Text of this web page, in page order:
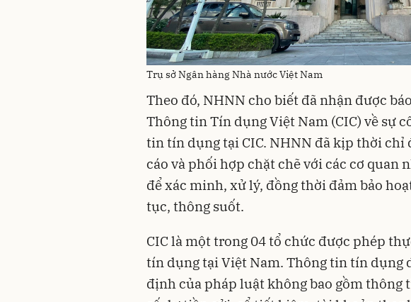
Trụ sở Ngân hàng Nhà nước Việt Nam
Theo đó, NHNN cho biết đã nhận được
Thông tin Tín dụng Việt Nam (CIC) về sự
tin tín dụng tại CIC. NHNN đã kịp thời chỉ
cáo và phối hợp chặt chẽ với các cơ quan
để xác minh, xử lý, đồng thời đảm bảo
tục, thông suốt.
CIC là một trong 04 tổ chức được phép
tín dụng tại Việt Nam. Thông tin tín dụng
định của pháp luật không bao gồm thông